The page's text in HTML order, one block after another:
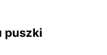
puszki